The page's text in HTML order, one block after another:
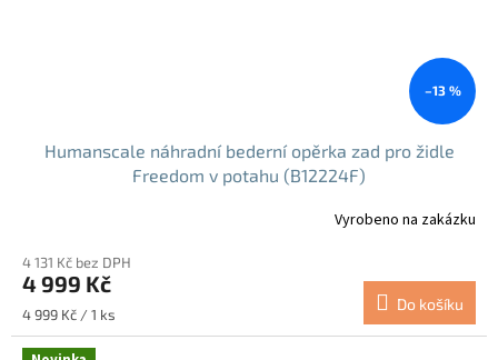
–13 %
Humanscale náhradní bederní opěrka zad pro židle
Freedom v potahu (B12224F)
Vyrobeno na zakázku
4 131 Kč bez DPH
4 999 Kč
Měrná
cena:
4 999 Kč / 1 ks
Do košíku